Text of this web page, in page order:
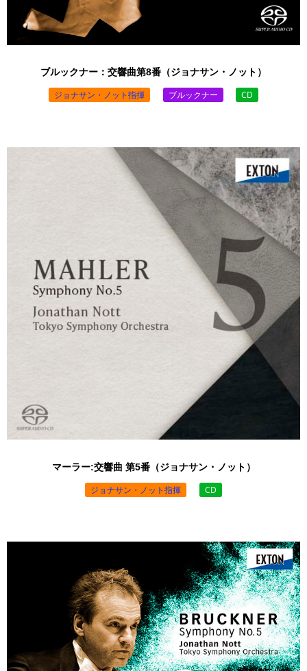
ブルックナー：交響曲第8番（ジョナサン・ノット）
ジョナサン・ノット指揮 ブルックナー
CD
マーラー:交響曲 第5番（ジョナサン・ノット）
ジョナサン・ノット指揮
CD